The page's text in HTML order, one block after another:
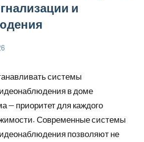
и
системы
в доме
— приоритет для каждого
Современные системы
позволяют не